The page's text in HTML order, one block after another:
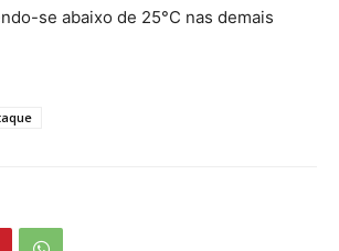
se abaixo de 25°C nas demais